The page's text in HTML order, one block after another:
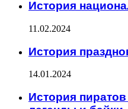
История
11.02.2024
История
14.01.2024
История